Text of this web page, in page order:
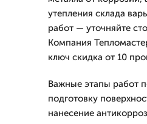
утепления склада
работ — уточняйте
Компания
ключ скидка от 10
Важные этапы работ
подготовку
нанесение